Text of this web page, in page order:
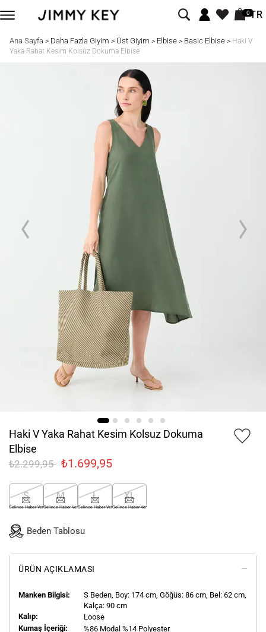
0TR
Ana Sayfa > Daha Fazla Giyim > Üst Giyim > Elbise> Basic Elbise> Haki V
Yaka Rahat Kesim Kolsuz Dokuma Elbise
Haki V Yaka Rahat Kesim Kolsuz Dokuma
Elbise
₺2.299,95 ₺1.699,95
S
Gelince Haber Ver
M
Gelince Haber Ver
L
Gelince Haber Ver
XL
Gelince Haber Ver
Beden Tablosu
ÜRÜN AÇIKLAMASI
Manken Bilgisi: S Beden, Boy: 174 cm, Göğüs: 86 cm, Bel: 62 cm,
Kalça: 90 cm
Kalıp:
Loose
Kumaş İçeriği:
%86 Modal %14 Polyester